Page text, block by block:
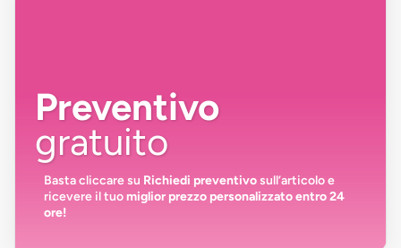
Preventivo
gratuito
Basta cliccare su Richiedi preventivosull’articolo e
ricevere il tuomiglior prezzo personalizzato entro 24
ore!